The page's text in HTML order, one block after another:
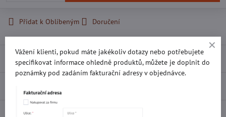
Přidat k Oblíbeným Doručení
Recenze
Vážení klienti, pokud máte jakékoliv dotazy nebo potřebujete
specifikovat informace ohledně produktů, můžete je doplnit do
poznámky pod zadáním fakturační adresy v objednávce.